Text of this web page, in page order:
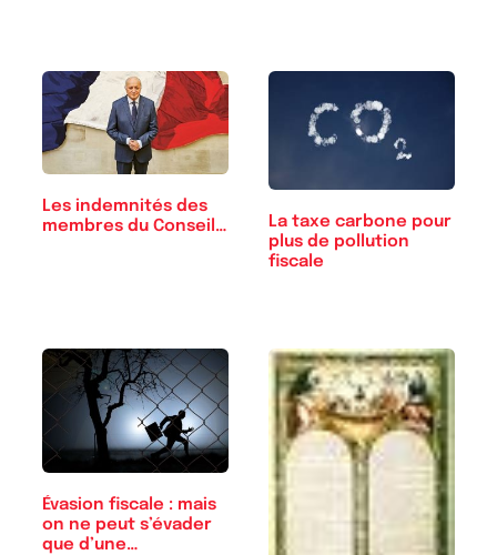
Les indemnités des
membres du Conseil…
La taxe carbone pour
plus de pollution
fiscale
Évasion fiscale : mais
on ne peut s’évader
que d’une…